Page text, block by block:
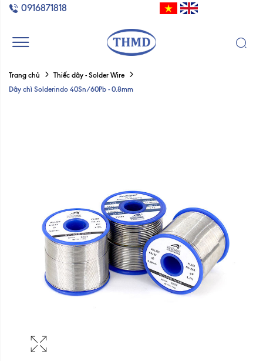
0916871818
Trang chủ
Thiếc dây - Solder Wire
Dây chì Solderindo 40Sn/60Pb - 0.8mm